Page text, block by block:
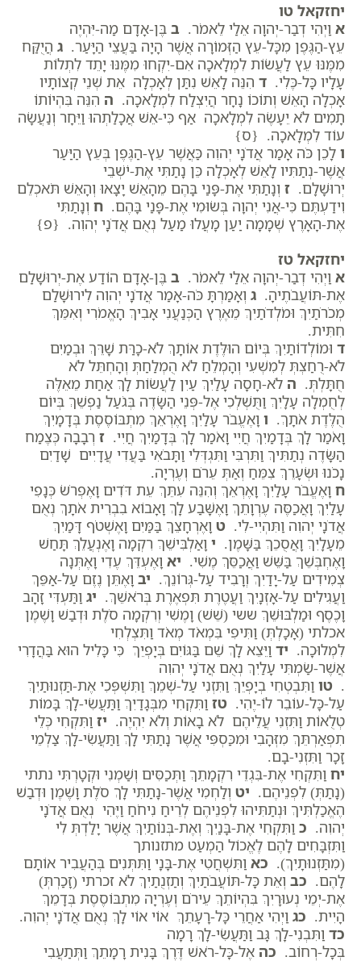
יחזקאל טו
א וַיְהִי דְבַר-יְהוָה אֵלַי לֵאמֹר. ב בֶּן-אָדָם מַה-יִּהְיֶה
עֵץ-הַגֶּפֶן מִכָּל-עֵץ הַזְּמוֹרָה אֲשֶׁר הָיָה בַּעֲצֵי הַיָּעַר. ג הֲיֻקַּח
מִמֶּנּוּ עֵץ לַעֲשׂוֹת לִמְלָאכָה אִם-יִקְחוּ מִמֶּנּוּ יָתֵד לִתְלוֹת
עָלָיו כָּל-כֶּלִי. ד הִנֵּה לָאֵשׁ נִתַּן לְאָכְלָה אֵת שְׁנֵי קְצוֹתָיו
אָכְלָה הָאֵשׁ וְתוֹכוֹ נָחָר הֲיִצְלַח לִמְלָאכָה. ה הִנֵּה בִּהְיוֹתוֹ
תָמִים לֹא יֵעָשֶׂה לִמְלָאכָה אַף כִּי-אֵשׁ אֲכָלַתְהוּ וַיֵּחָר וְנַעֲשָׂה
עוֹד לִמְלָאכָה. {ס}
ו לָכֵן כֹּה אָמַר אֲדֹנָי יְהוִה כַּאֲשֶׁר עֵץ-הַגֶּפֶן בְּעֵץ הַיַּעַר
אֲשֶׁר-נְתַתִּיו לָאֵשׁ לְאָכְלָה כֵּן נָתַתִּי אֶת-יֹשְׁבֵי
יְרוּשָׁלִָם. ז וְנָתַתִּי אֶת-פָּנַי בָּהֶם מֵהָאֵשׁ יָצָאוּ וְהָאֵשׁ תֹּאכְלֵם
וִידַעְתֶּם כִּי-אֲנִי יְהוָה בְּשׂוּמִי אֶת-פָּנַי בָּהֶם. ח וְנָתַתִּי
אֶת-הָאָרֶץ שְׁמָמָה יַעַן מָעֲלוּ מַעַל נְאֻם אֲדֹנָי יְהוִה. {פ}
יחזקאל טז
א וַיְהִי דְבַר-יְהוָה אֵלַי לֵאמֹר. ב בֶּן-אָדָם הוֹדַע אֶת-יְרוּשָׁלִַם
אֶת-תּוֹעֲבֹתֶיהָ. ג וְאָמַרְתָּ כֹּה-אָמַר אֲדֹנָי יְהוִה לִירוּשָׁלִַם
מְכֹרֹתַיִךְ וּמֹלְדֹתַיִךְ מֵאֶרֶץ הַכְּנַעֲנִי אָבִיךְ הָאֱמֹרִי וְאִמֵּךְ
חִתִּית.
ד וּמוֹלְדוֹתַיִךְ בְּיוֹם הוּלֶּדֶת אוֹתָךְ לֹא-כָרַּת שָׁרֵּךְ וּבְמַיִם
לֹא-רֻחַצְתְּ לְמִשְׁעִי וְהָמְלֵחַ לֹא הֻמְלַחַתְּ וְהָחְתֵּל לֹא
חֻתָּלְתְּ. ה לֹא-חָסָה עָלַיִךְ עַיִן לַעֲשׂוֹת לָךְ אַחַת מֵאֵלֶּה
לְחֻמְלָה עָלָיִךְ וַתֻּשְׁלְכִי אֶל-פְּנֵי הַשָּׂדֶה בְּגֹעַל נַפְשֵׁךְ בְּיוֹם
הֻלֶּדֶת אֹתָךְ. ו וָאֶעֱבֹר עָלַיִךְ וָאֶרְאֵךְ מִתְבּוֹסֶסֶת בְּדָמָיִךְ
וָאֹמַר לָךְ בְּדָמַיִךְ חֲיִי וָאֹמַר לָךְ בְּדָמַיִךְ חֲיִי. ז רְבָבָה כְּצֶמַח
הַשָּׂדֶה נְתַתִּיךְ וַתִּרְבִּי וַתִּגְדְּלִי וַתָּבֹאִי בַּעֲדִי עֲדָיִים שָׁדַיִם
נָכֹנוּ וּשְׂעָרֵךְ צִמֵּחַ וְאַתְּ עֵרֹם וְעֶרְיָה.
ח וָאֶעֱבֹר עָלַיִךְ וָאֶרְאֵךְ וְהִנֵּה עִתֵּךְ עֵת דֹּדִים וָאֶפְרֹשׂ כְּנָפִי
עָלַיִךְ וָאֲכַסֶּה עֶרְוָתֵךְ וָאֶשָּׁבַע לָךְ וָאָבוֹא בִבְרִית אֹתָךְ נְאֻם
אֲדֹנָי יְהוִה וַתִּהְיִי-לִי. ט וָאֶרְחָצֵךְ בַּמַּיִם וָאֶשְׁטֹף דָּמַיִךְ
מֵעָלָיִךְ וָאֲסֻכֵךְ בַּשָּׁמֶן. י וָאַלְבִּישֵׁךְ רִקְמָה וָאֶנְעֲלֵךְ תָּחַשׁ
וָאֶחְבְּשֵׁךְ בַּשֵּׁשׁ וַאֲכַסֵּךְ מֶשִׁי. יא וָאֶעְדֵּךְ עֶדִי וָאֶתְּנָה
צְמִידִים עַל-יָדַיִךְ וְרָבִיד עַל-גְּרוֹנֵךְ. יב וָאֶתֵּן נֶזֶם עַל-אַפֵּךְ
וַעֲגִילִים עַל-אָזְנָיִךְ וַעֲטֶרֶת תִּפְאֶרֶת בְּרֹאשֵׁךְ. יג וַתַּעְדִּי זָהָב
וָכֶסֶף וּמַלְבּוּשֵׁךְ ששי (שֵׁשׁ) וָמֶשִׁי וְרִקְמָה סֹלֶת וּדְבַשׁ וָשֶׁמֶן
אכלתי (אָכָלְתְּ) וַתִּיפִי בִּמְאֹד מְאֹד וַתִּצְלְחִי
לִמְלוּכָה. יד וַיֵּצֵא לָךְ שֵׁם בַּגּוֹיִם בְּיָפְיֵךְ כִּי כָּלִיל הוּא בַּהֲדָרִי
אֲשֶׁר-שַׂמְתִּי עָלַיִךְ נְאֻם אֲדֹנָי יְהוִה
. טו וַתִּבְטְחִי בְיָפְיֵךְ וַתִּזְנִי עַל-שְׁמֵךְ וַתִּשְׁפְּכִי אֶת-תַּזְנוּתַיִךְ
עַל-כָּל-עוֹבֵר לוֹ-יֶהִי. טז וַתִּקְחִי מִבְּגָדַיִךְ וַתַּעֲשִׂי-לָךְ בָּמוֹת
טְלֻאוֹת וַתִּזְנִי עֲלֵיהֶם לֹא בָאוֹת וְלֹא יִהְיֶה. יז וַתִּקְחִי כְּלֵי
תִפְאַרְתֵּךְ מִזְּהָבִי וּמִכַּסְפִּי אֲשֶׁר נָתַתִּי לָךְ וַתַּעֲשִׂי-לָךְ צַלְמֵי
זָכָר וַתִּזְנִי-בָם.
יח וַתִּקְחִי אֶת-בִּגְדֵי רִקְמָתֵךְ וַתְּכַסִּים וְשַׁמְנִי וּקְטָרְתִּי נתתי
(נָתַתְּ) לִפְנֵיהֶם. יט וְלַחְמִי אֲשֶׁר-נָתַתִּי לָךְ סֹלֶת וָשֶׁמֶן וּדְבַשׁ
הֶאֱכַלְתִּיךְ וּנְתַתִּיהוּ לִפְנֵיהֶם לְרֵיחַ נִיחֹחַ וַיֶּהִי נְאֻם אֲדֹנָי
יְהוִה. כ וַתִּקְחִי אֶת-בָּנַיִךְ וְאֶת-בְּנוֹתַיִךְ אֲשֶׁר יָלַדְתְּ לִי
וַתִּזְבָּחִים לָהֶם לֶאֱכוֹל הַמְעַט מתזנותך
(מִתַּזְנוּתָיִךְ). כא וַתִּשְׁחֲטִי אֶת-בָּנָי וַתִּתְּנִים בְּהַעֲבִיר אוֹתָם
לָהֶם. כב וְאֵת כָּל-תּוֹעֲבֹתַיִךְ וְתַזְנֻתַיִךְ לֹא זכרתי (זָכַרְתְּ)
אֶת-יְמֵי נְעוּרָיִךְ בִּהְיוֹתֵךְ עֵירֹם וְעֶרְיָה מִתְבּוֹסֶסֶת בְּדָמֵךְ
הָיִית. כג וַיְהִי אַחֲרֵי כָּל-רָעָתֵךְ אוֹי אוֹי לָךְ נְאֻם אֲדֹנָי יְהוִה.
כד וַתִּבְנִי-לָךְ גָּב וַתַּעֲשִׂי-לָךְ רָמָה
בְּכָל-רְחוֹב. כה אֶל-כָּל-רֹאשׁ דֶּרֶךְ בָּנִית רָמָתֵךְ וַתְּתַעֲבִי